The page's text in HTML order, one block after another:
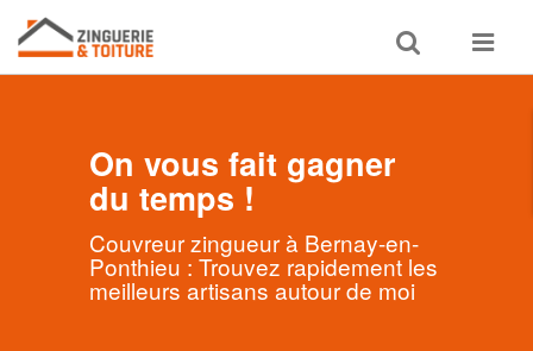
Toggle
search
Toggle
On vous fait gagner
du temps !
Couvreur zingueur à Bernay-en-
Ponthieu : Trouvez rapidement les
meilleurs artisans autour de moi